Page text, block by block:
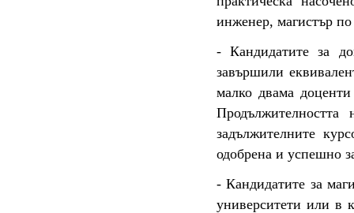
инженер, магистър
- Кандидатите за
завършили
малко двама
задължителните
одобрена и успешно
- Кандидатите за
университети или в